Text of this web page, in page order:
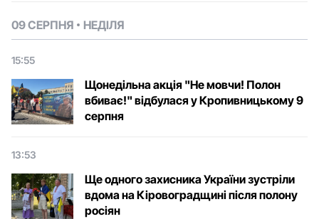
09 СЕРПНЯ НЕДІЛЯ
15:55
Щонедільна акція "Не мовчи! Полон
вбиває!" відбулася у Кропивницькому 9
серпня
13:53
Ще одного захисника України зустріли
вдома на Кіровоградщині після полону
росіян